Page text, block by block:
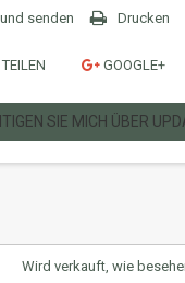
senden Drucken
TEILEN GOOGLE+
SIE MICH ÜBER
Wird verkauft, wie